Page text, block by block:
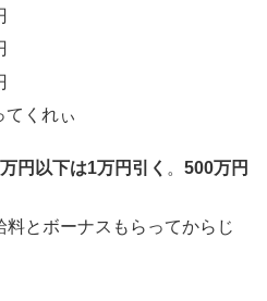
てくれぃ
円以下は1万円引く 。 500万円
とボーナスもらってからじ